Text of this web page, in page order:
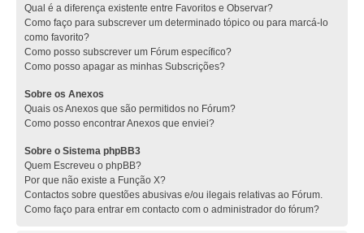
Qual é a diferença existente entre Favoritos e Observar?
Como faço para subscrever um determinado tópico ou para marcá-lo
como favorito?
Como posso subscrever um Fórum específico?
Como posso apagar as minhas Subscrições?
Sobre os Anexos
Quais os Anexos que são permitidos no Fórum?
Como posso encontrar Anexos que enviei?
Sobre o Sistema phpBB3
Quem Escreveu o phpBB?
Por que não existe a Função X?
Contactos sobre questões abusivas e/ou ilegais relativas ao Fórum.
Como faço para entrar em contacto com o administrador do fórum?